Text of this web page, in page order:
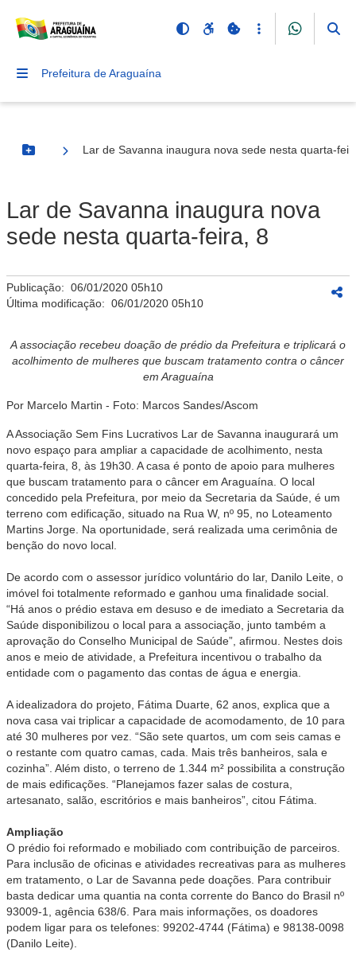
Prefeitura de Araguaína
Botão Menu
Lar de Savanna inaugura nova sede nesta quarta-
Lar de Savanna inaugura nova
sede nesta quarta-feira, 8
Publicação: 06/01/2020 05h10
Última modificação: 06/01/2020 05h10
A associação recebeu doação de prédio da Prefeitura e triplicará o
acolhimento de mulheres que buscam tratamento contra o câncer
em Araguaína
Por Marcelo Martin - Foto: Marcos Sandes/Ascom
A Associação Sem Fins Lucrativos Lar de Savanna inaugurará um
novo espaço para ampliar a capacidade de acolhimento, nesta
quarta-feira, 8, às 19h30. A casa é ponto de apoio para mulheres
que buscam tratamento para o câncer em Araguaína. O local
concedido pela Prefeitura, por meio da Secretaria da Saúde, é um
terreno com edificação, situado na Rua W, nº 95, no Loteamento
Martins Jorge. Na oportunidade, será realizada uma cerimônia de
benção do novo local.
De acordo com o assessor jurídico voluntário do lar, Danilo Leite, o
imóvel foi totalmente reformado e ganhou uma finalidade social.
“Há anos o prédio estava em desuso e de imediato a Secretaria da
Saúde disponibilizou o local para a associação, junto também a
aprovação do Conselho Municipal de Saúde”, afirmou. Nestes dois
anos e meio de atividade, a Prefeitura incentivou o trabalho da
entidade com o pagamento das contas de água e energia.
A idealizadora do projeto, Fátima Duarte, 62 anos, explica que a
nova casa vai triplicar a capacidade de acomodamento, de 10 para
até 30 mulheres por vez. “São sete quartos, um com seis camas e
o restante com quatro camas, cada. Mais três banheiros, sala e
cozinha”. Além disto, o terreno de 1.344 m² possibilita a construção
de mais edificações. “Planejamos fazer salas de costura,
artesanato, salão, escritórios e mais banheiros”, citou Fátima.
Ampliação
O prédio foi reformado e mobiliado com contribuição de parceiros.
Para inclusão de oficinas e atividades recreativas para as mulheres
em tratamento, o Lar de Savanna pede doações. Para contribuir
basta dedicar uma quantia na conta corrente do Banco do Brasil nº
93009-1, agência 638/6. Para mais informações, os doadores
podem ligar para os telefones: 99202-4744 (Fátima) e 98138-0098
(Danilo Leite).